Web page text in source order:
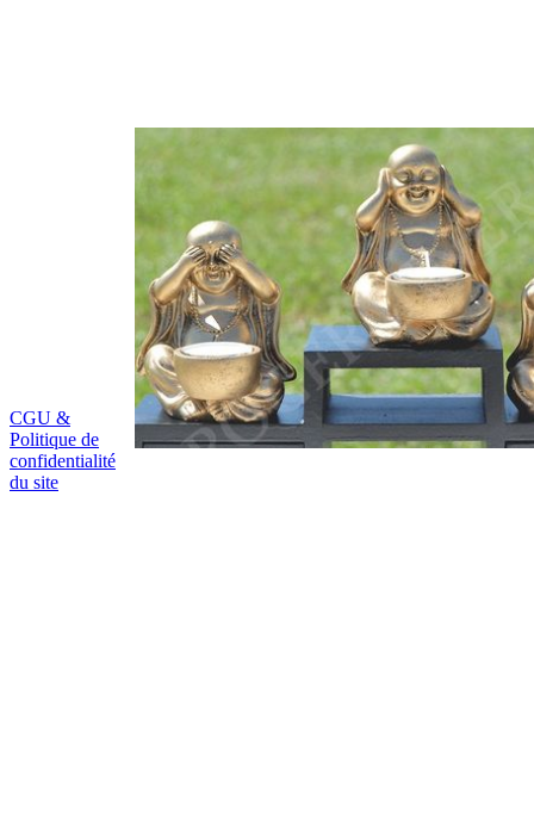
CGU &
Politique de
confidentialité
du site